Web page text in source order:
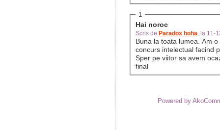
1
Hai noroc
Scris de Paradox hoha , la 11-
Buna la toata lumea. Am
concurs intelectual facind
Sper pe viitor sa avem
final
Powered by